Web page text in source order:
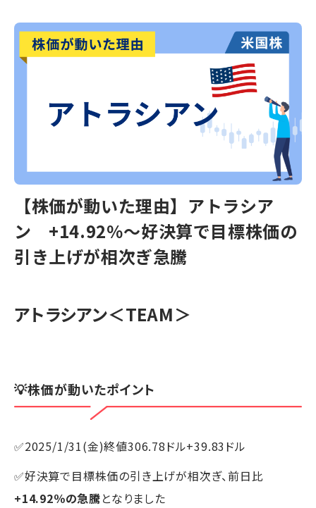
【株価が動いた理由】アトラシア
ン +14.92％～好決算で目標株価の
引き上げが相次ぎ急騰
アトラシアン＜TEAM＞
💡株価が動いたポイント
✅2025/1/31(金)終値306.78ドル+39.83ドル
✅好決算で目標株価の引き上げが相次ぎ、前日比
+14.92％の急騰となりました